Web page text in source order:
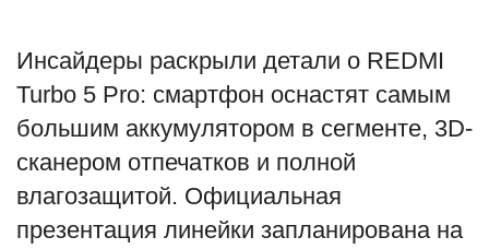
Шоу-бизнес
В мире
Язык
Инсайдеры раскрыли детали о REDMI
Turbo 5 Pro: смартфон оснастят самым
большим аккумулятором в сегменте, 3D-
сканером отпечатков и полной
влагозащитой. Официальная
презентация линейки запланирована на